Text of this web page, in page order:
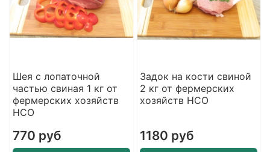
Шея с лопаточной
частью свиная 1 кг от
фермерских хозяйств
НСО
770 руб
Задок на кости свиной
2 кг от фермерских
хозяйств НСО
1180 руб